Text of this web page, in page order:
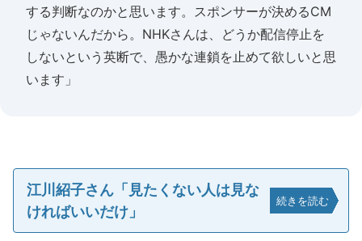
する判断なのかと思います。スポンサーが決めるCM
じゃないんだから。NHKさんは、どうか配信停止を
しないという英断で、愚かな連鎖を止めて欲しいと思
います」
江川紹子さん「見たくない人は見な
ければいいだけ」
続きを読む